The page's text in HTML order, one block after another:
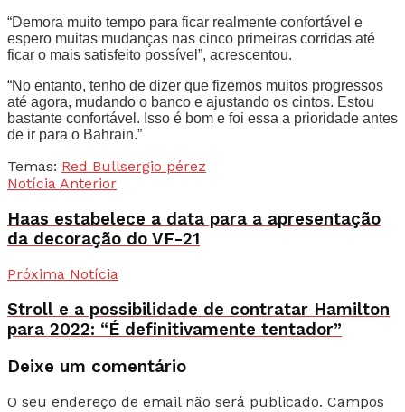
“Demora muito tempo para ficar realmente confortável e
espero muitas mudanças nas cinco primeiras corridas até
ficar o mais satisfeito possível”, acrescentou.
“No entanto, tenho de dizer que fizemos muitos progressos
até agora, mudando o banco e ajustando os cintos. Estou
bastante confortável. Isso é bom e foi essa a prioridade antes
de ir para o Bahrain.”
Temas: Red Bullsergio pérez
Notícia Anterior
Haas estabelece a data para a apresentação
da decoração do VF-21
Próxima Notícia
Stroll e a possibilidade de contratar Hamilton
para 2022: “É definitivamente tentador”
Deixe um comentário
O seu endereço de email não será publicado. Campos